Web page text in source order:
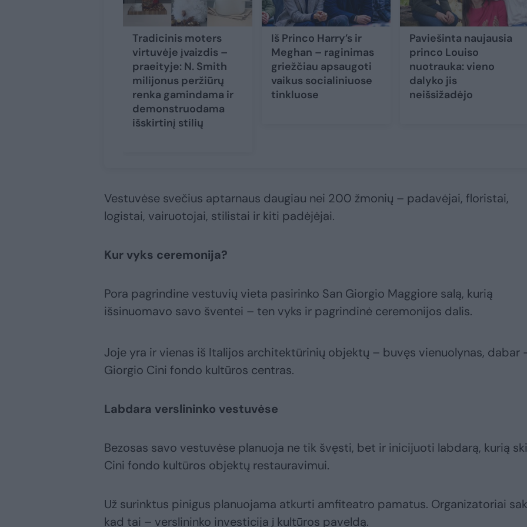
Tradicinis moters
virtuvėje įvaizdis –
praeityje: N. Smith
milijonus peržiūrų
renka gamindama ir
demonstruodama
išskirtinį stilių
Iš Princo Harry’s ir
Meghan – raginimas
griežčiau apsaugoti
vaikus socialiniuose
tinkluose
Paviešinta naujausia
princo Louiso
nuotrauka: vieno
dalyko jis
neišsižadėjo
Vestuvėse svečius aptarnaus daugiau nei 200 žmonių – padavėjai, floristai,
logistai, vairuotojai, stilistai ir kiti padėjėjai.
Kur vyks ceremonija?
Pora pagrindine vestuvių vieta pasirinko San Giorgio Maggiore salą, kurią
išsinuomavo savo šventei – ten vyks ir pagrindinė ceremonijos dalis.
Joje yra ir vienas iš Italijos architektūrinių objektų – buvęs vienuolynas, dabar
Giorgio Cini fondo kultūros centras.
Labdara verslininko vestuvėse
Bezosas savo vestuvėse planuoja ne tik švęsti, bet ir inicijuoti labdarą, kurią
Cini fondo kultūros objektų restauravimui.
Už surinktus pinigus planuojama atkurti amfiteatro pamatus. Organizatoriai
kad tai – verslininko investicija į kultūros paveldą.